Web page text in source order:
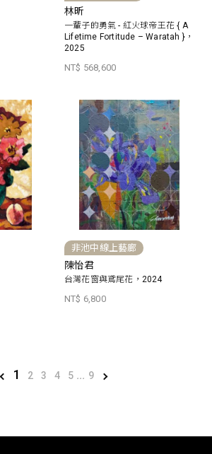
林昕
一輩子的勇氣 - 紅火球帝王花 { A
Lifetime Fortitude – Waratah }，
2025
NT$ 568,600
非池中線上藝廊
陳怡君
台灣花窗與鳶尾花，2024
NT$ 6,800
1 2 3 4 5 ... 9